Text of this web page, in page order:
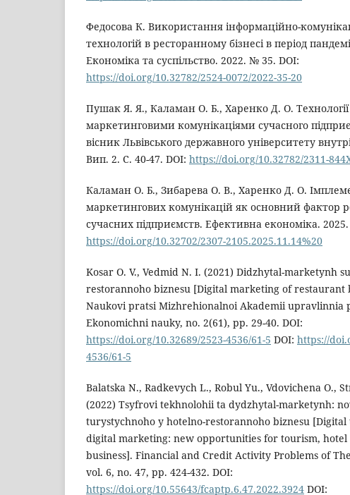
Федосова К. Використання інформаційно-
технологій в ресторанному бізнесі в період
Економіка та суспільство. 2022. № 35. DOI:
https://doi.org/10.32782/2524-0072/2022-35-20
Пушак Я. Я., Каламан О. Б., Харенко Д. О.
маркетинговими комунікаціями сучасного
вісник Львівського державного університету
Вип. 2. С. 40-47. DOI: https://doi.org/10.32782/2311-
Каламан О. Б., Зибарева О. В., Харенко Д. О.
маркетингових комунікацій як основний фактор
сучасних підприємств. Ефективна економіка.
https://doi.org/10.32702/2307-2105.2025.11.14%20
Kosar O. V., Vedmid N. I. (2021) Didzhytal-marketynh
restorannoho biznesu [Digital marketing of restaurant
Naukovi pratsi Mizhrehionalnoi Akademii upravlinnia
Ekonomichni nauky, no. 2(61), pp. 29-40. DOI:
https://doi.org/10.32689/2523-4536/61-5 DOI: https://
4536/61-5
Balatska N., Radkevych L., Robul Yu., Vdovichena O.,
(2022) Tsyfrovi tekhnolohii ta dydzhytal-marketynh:
turystychnoho y hotelno-restorannoho biznesu [Digital
digital marketing: new opportunities for tourism,
business]. Financial and Credit Activity Problems of
vol. 6, no. 47, pp. 424-432. DOI:
https://doi.org/10.55643/fcaptp.6.47.2022.3924 DOI: